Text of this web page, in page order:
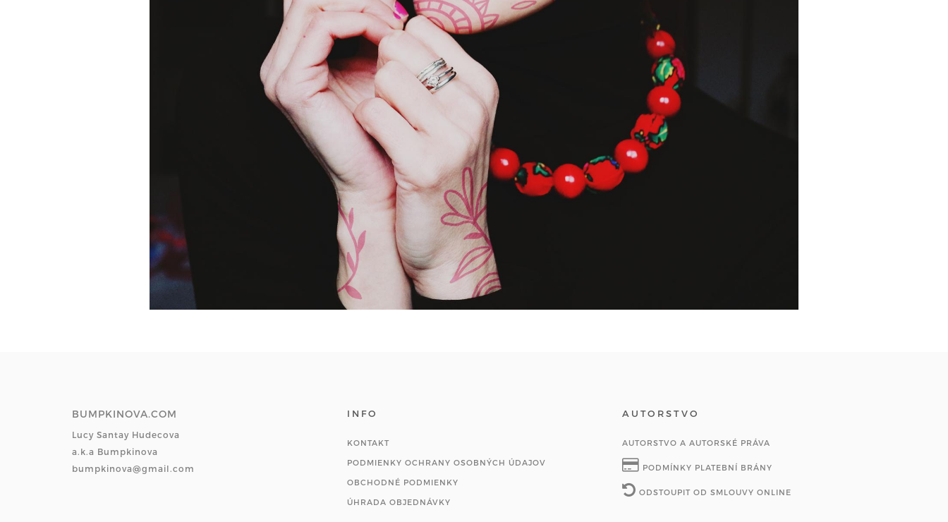
BUMPKINOVA.COM
Lucy Santay Hudecova
a.k.a Bumpkinova
bumpkinova@gmail.com
INFO
KONTAKT
PODMIENKY OCHRANY OSOBNÝCH ÚDAJOV
OBCHODNÉ PODMIENKY
ÚHRADA OBJEDNÁVKY
AUTORSTVO
AUTORSTVO A AUTORSKÉ PRÁVA
PODMÍNKY PLATEBNÍ BRÁNY
ODSTOUPIT OD SMLOUVY ONLINE